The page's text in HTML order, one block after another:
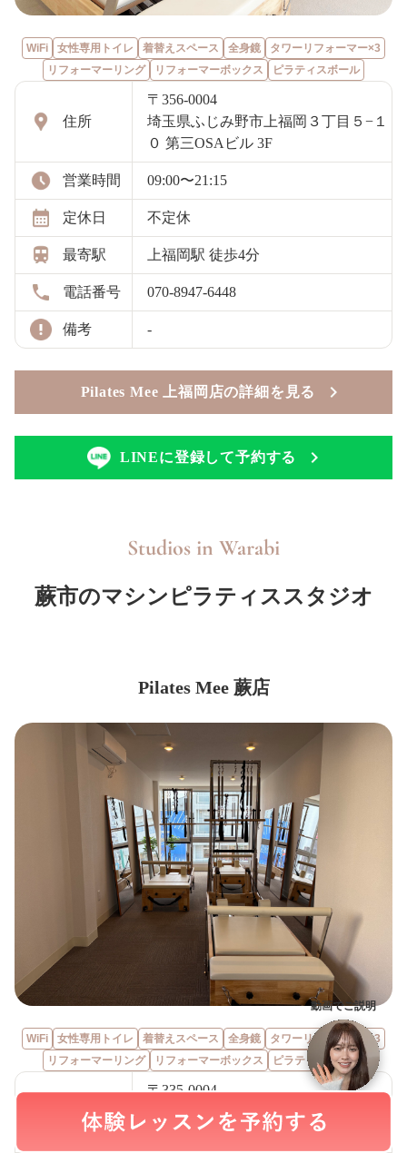
WiFi 女性専用トイレ 着替えスペース 全身鏡
タワーリフォーマー×3
リフォーマーリング
リフォーマーボックス ピラティスボール
住所
〒356-0004
埼玉県ふじみ野市上福岡３丁目５−１
０ 第三OSAビル 3F
営業時間 09:00〜21:15
定休日 不定休
最寄駅 上福岡駅 徒歩4分
電話番号 070-8947-6448
備考 -
Pilates Mee 上福岡店の詳細を見る
LINEに登録して予約する
Studios in Warabi
蕨市のマシンピラティススタジオ
Pilates Mee 蕨店
WiFi 女性専用トイレ 着替えスペース 全身鏡
タワーリフォーマー×3
リフォーマーリング
リフォーマーボックス ピラティスボール
住所
〒335-0004
埼玉県蕨市中央１丁目２４−３ MKビ
ル 3F-EAST
動画でご説明